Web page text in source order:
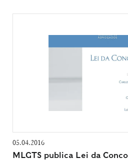
05.04.2016
MLGTS publica Lei da